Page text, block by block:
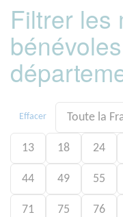
Filtrer les
Effacer Toute la
13 18 24
44 49 55
71 75 76